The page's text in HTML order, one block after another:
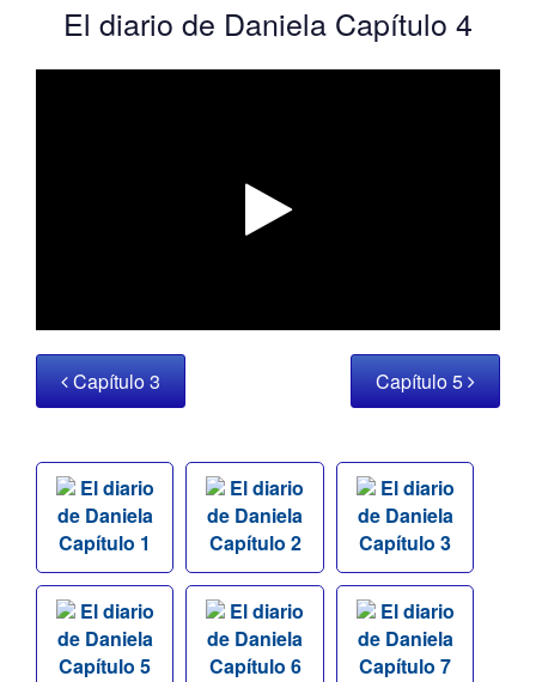
El diario de Daniela Capítulo 4
Capítulo 3 Capítulo 5
El diario
de Daniela
Capítulo 1
El diario
de Daniela
Capítulo 2
El diario
de Daniela
Capítulo 3
El diario
de Daniela
Capítulo 5
El diario
de Daniela
Capítulo 6
El diario
de Daniela
Capítulo 7